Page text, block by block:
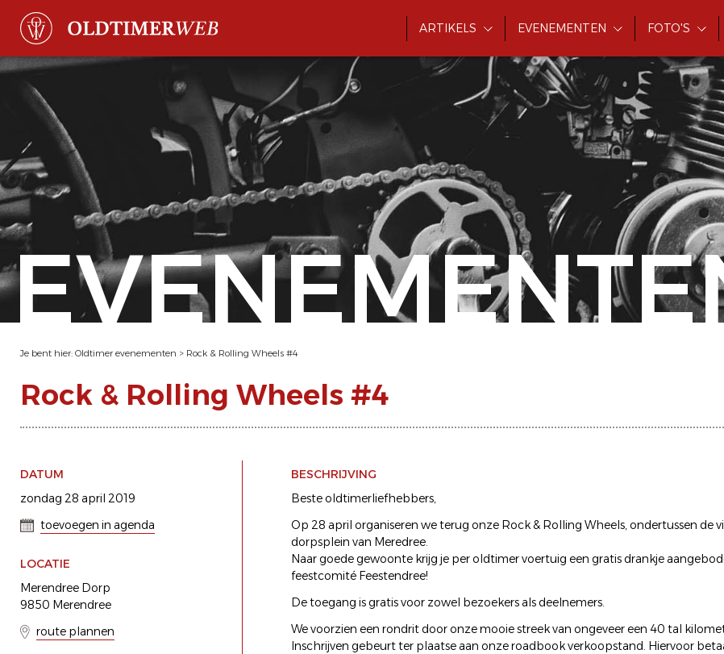
ARTIKELS EVENEMENTEN FOTO'S
Je bent hier: Oldtimer evenementen > Rock & Rolling Wheels #4
Rock & Rolling Wheels #4
DATUM
zondag 28 april 2019
toevoegen in agenda
LOCATIE
Merendree Dorp
9850 Merendree
route plannen
BESCHRIJVING
Beste oldtimerliefhebbers,
Op 28 april organiseren we terug onze Rock & Rolling Wheels, ondertussen de
dorpsplein van Meredree.
Naar goede gewoonte krijg je per oldtimer voertuig een gratis drankje
feestcomité Feestendree!
De toegang is gratis voor zowel bezoekers als deelnemers.
We voorzien een rondrit door onze mooie streek van ongeveer een 40 tal
Inschrijven gebeurt ter plaatse aan onze roadbook verkoopstand. Hiervoor